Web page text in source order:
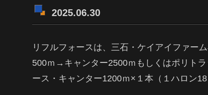
2025.06.30
リフルフォースは、三石・ケイアイファー
500ｍ→キャンター2500ｍもしくはポリト
ース・キャンター1200ｍ×１本（１ハロン18